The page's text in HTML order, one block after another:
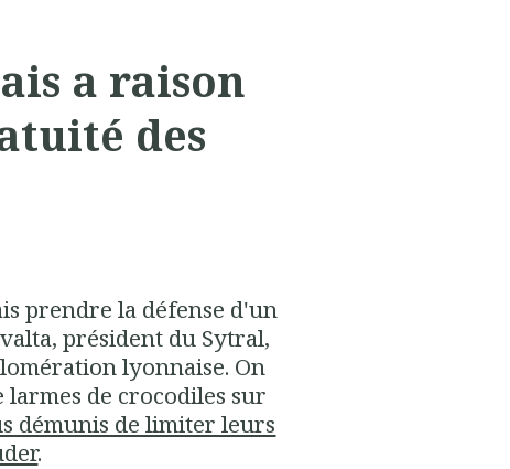
a raison
des
prendre la défense d'un
président du Sytral,
lyonnaise. On
de crocodiles sur
démunis de limiter leurs
.